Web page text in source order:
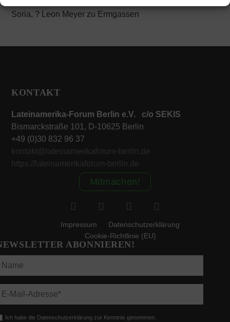
Soria, ? Leon Meyer zu Ermgassen
KONTAKT
Lateinamerika-Forum Berlin e.V. c/o SEKIS
Bismarckstraße 101, D-10625 Berlin
+49 (0)30 832 96 37
kontakt@lateinamerikaforum-berlin.de
https://lateinamerikaforum-berlin.de
Mitmachen!
Impressum
Datenschutzerklärung
Cookie-Richtlinie (EU)
ABONNIEREN!
Ich habe die Datenschutzerklärung zur Kenntnis genommen.